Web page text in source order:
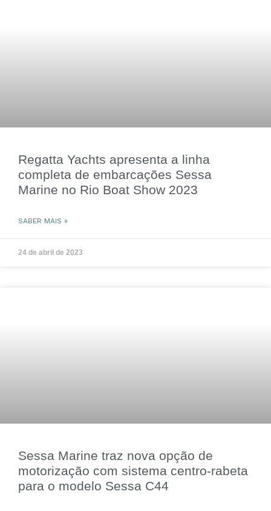
Regatta Yachts apresenta a linha
completa de embarcações Sessa
Marine no Rio Boat Show 2023
SABER MAIS »
24 de abril de 2023
Sessa Marine traz nova opção de
motorização com sistema centro-rabeta
para o modelo Sessa C44